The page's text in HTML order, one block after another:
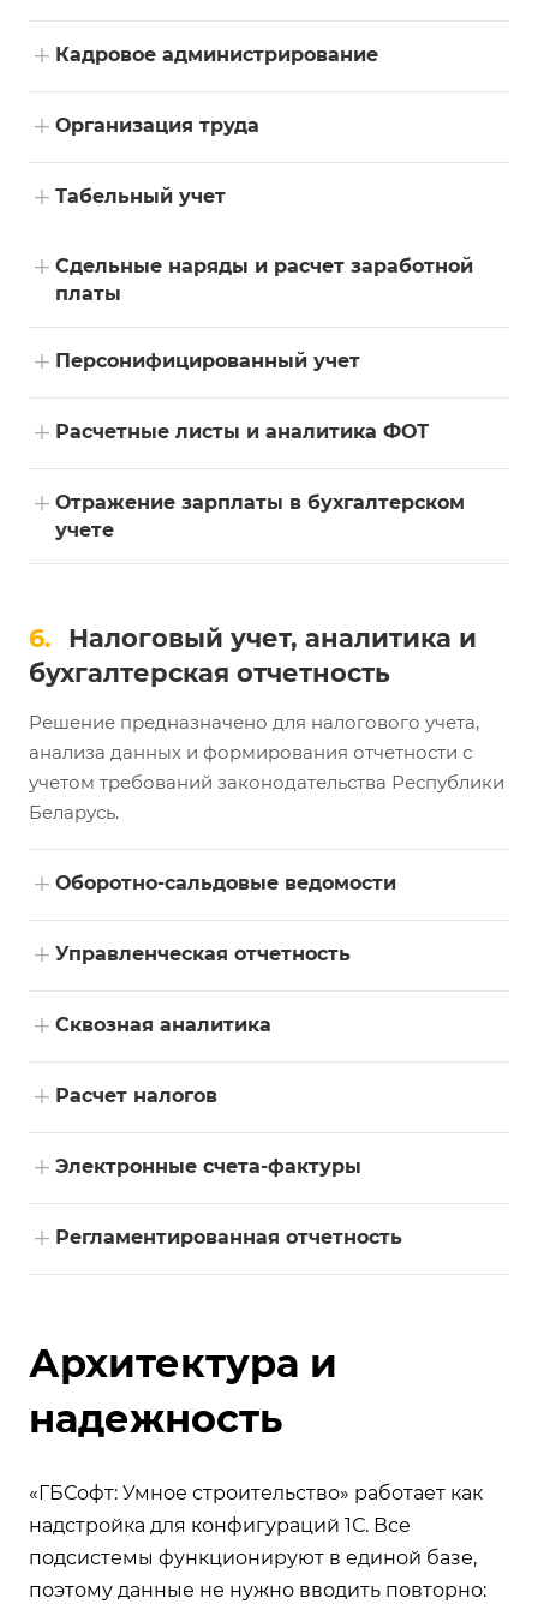
+ Кадровое администрирование
+ Организация труда
+ Табельный учет
+ Сдельные наряды и расчет заработной
платы
+ Персонифицированный учет
+ Расчетные листы и аналитика ФОТ
+ Отражение зарплаты в бухгалтерском
учете
6.
Налоговый учет, аналитика и
бухгалтерская отчетность
Решение предназначено для налогового учета,
анализа данных и формирования отчетности с
учетом требований законодательства Республики
Беларусь.
+ Оборотно-сальдовые ведомости
+ Управленческая отчетность
+ Сквозная аналитика
+ Расчет налогов
+ Электронные счета-фактуры
+ Регламентированная отчетность
Архитектура и
надежность
«ГБСофт: Умное строительство» работает как
надстройка для конфигураций 1С. Все
подсистемы функционируют в единой базе,
поэтому данные не нужно вводить повторно: